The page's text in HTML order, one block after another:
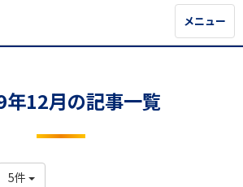
メニュー
メニュー
12月の記事一覧
5件